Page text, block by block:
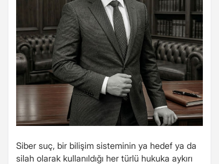
Siber suç, bir bilişim sisteminin ya hedef ya da
silah olarak kullanıldığı her türlü hukuka aykırı